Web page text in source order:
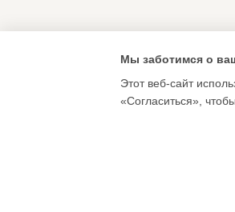
Мы заботимся о
Этот веб-сайт
«Согласиться»,